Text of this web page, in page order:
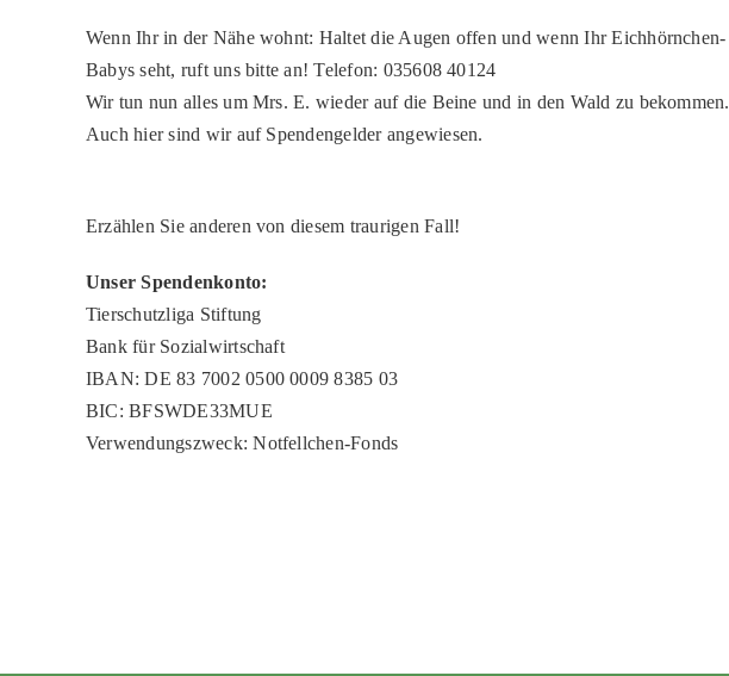
Wenn Ihr in der Nähe wohnt: Haltet die Augen offen und wenn Ihr Eichhörnchen-
Babys seht, ruft uns bitte an! Telefon: 035608 40124
Wir tun nun alles um Mrs. E. wieder auf die Beine und in den Wald zu bekommen.
Auch hier sind wir auf Spendengelder angewiesen.
Erzählen Sie anderen von diesem traurigen Fall!
Unser Spendenkonto:
Tierschutzliga Stiftung
Bank für Sozialwirtschaft
IBAN: DE 83 7002 0500 0009 8385 03
BIC: BFSWDE33MUE
Verwendungszweck: Notfellchen-Fonds